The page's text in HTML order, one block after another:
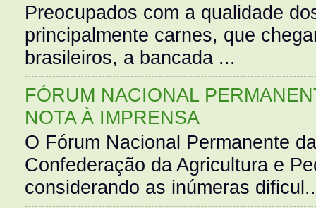
Preocupados com a qualidade
principalmente carnes, que
brasileiros, a bancada ...
FÓRUM NACIONAL
NOTA À IMPRENSA
O Fórum Nacional Permanente
Confederação da Agricultura e
considerando as inúmeras